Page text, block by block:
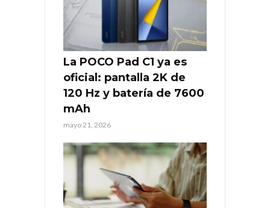
La POCO Pad C1 ya es
oficial: pantalla 2K de
120 Hz y batería de 7600
mAh
mayo 21, 2026